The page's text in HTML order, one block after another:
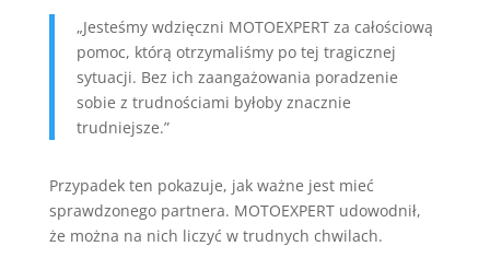
„Jesteśmy wdzięczni MOTOEXPERT za całościową
pomoc, którą otrzymaliśmy po tej tragicznej
sytuacji. Bez ich zaangażowania poradzenie
sobie z trudnościami byłoby znacznie
trudniejsze.”
Przypadek ten pokazuje, jak ważne jest mieć
sprawdzonego partnera. MOTOEXPERT udowodnił,
że można na nich liczyć w trudnych chwilach.